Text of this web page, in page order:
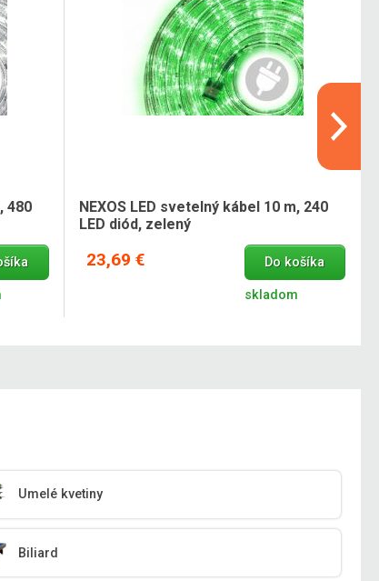
480
NEXOS LED svetelný kábel 10 m, 240
LED diód, zelený
23,69 € Do košíka
skladom
Umelé kvetiny
Biliard